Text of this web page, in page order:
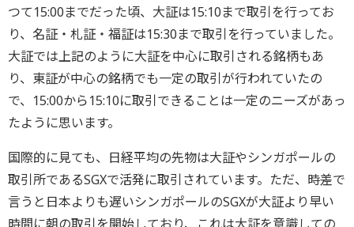
つて15:00までだった頃、大証は15:10まで取引を行ってお
り、名証・札証・福証は15:30まで取引を行っていました。
大証では上記のように大証を中心に取引される銘柄もあ
り、東証が中心の銘柄でも一定の取引が行われていたの
で、15:00から15:10に取引できることは一定のニーズがあっ
たように思います。
国際的に見ても、日経平均の先物は大証やシンガポールの
取引所であるSGXで活発に取引されています。ただ、時差で
言うと日本よりも遅いシンガポールのSGXが大証より早い